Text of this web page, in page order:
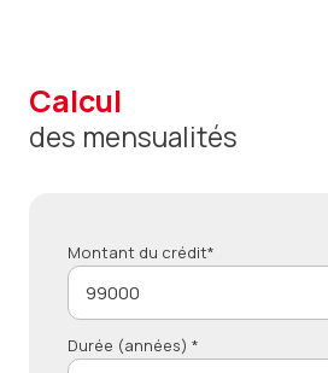
calcul
des mensualités
Montant du crédit*
Durée (années) *